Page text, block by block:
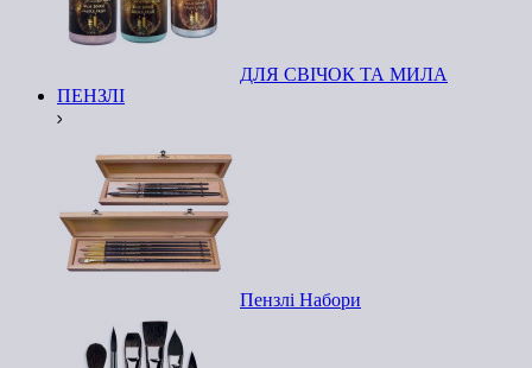
ДЛЯ СВІЧОК ТА МИЛА
ПЕНЗЛІ
Пензлі Набори